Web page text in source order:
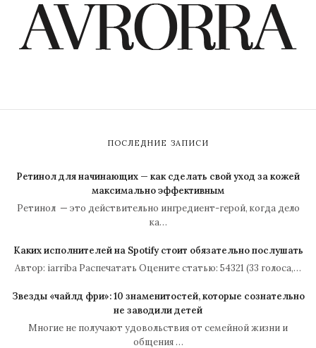
ПОСЛЕДНИЕ ЗАПИСИ
Ретинол для начинающих — как сделать свой уход за кожей
максимально эффективным
Ретинол — это действительно ингредиент-герой, когда дело
ка…
Каких исполнителей на Spotify стоит обязательно послушать
Автор: iarriba Распечатать Оцените статью: 54321 (33 голоса,…
Звезды «чайлд фри»: 10 знаменитостей, которые сознательно
не заводили детей
Многие не получают удовольствия от семейной жизни и
общения …